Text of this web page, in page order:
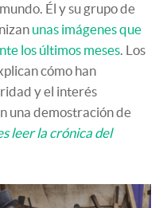
Él y su grupo de
unas imágenes que
los últimos meses. Los
cómo han
y el interés
una demostración de
leer la crónica del